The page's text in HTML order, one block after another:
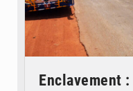
Enclavement